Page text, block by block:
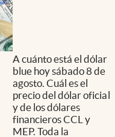
A cuánto está el dólar
blue hoy sábado 8 de
agosto. Cuál es el
precio del dólar oficial
y de los dólares
financieros CCL y
MEP. Toda la